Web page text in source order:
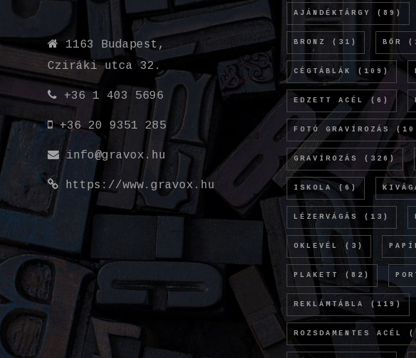
1163 Budapest,
Cziráki utca 32.
+36 1 403 5696
+36 20 9351 285
info@gravox.hu
https://www.gravox.hu
AJÁNDÉKTÁRGY (89)
BRONZ (31) BŐR
CÉGTÁBLÁK (109)
EDZETT ACÉL (6)
FOTÓ GRAVÍROZÁS
GRAVÍROZÁS (326)
ISKOLA (6)
LÉZERVÁGÁS (13)
OKLEVÉL (3)
PLAKETT (82)
REKLÁMTÁBLA (119)
ROZSDAMENTES ACÉL